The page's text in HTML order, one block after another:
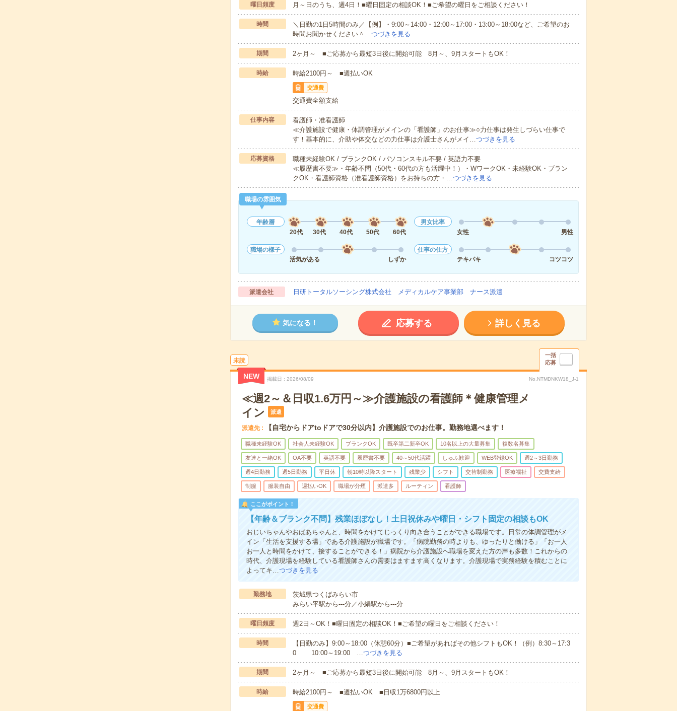
曜日頻度 月～日のうち、週4日！■曜日固定の相談OK！■ご希望の曜日をご相談ください！
時間
＼日勤の1日5時間のみ／【例】・9:00～14:00・12:00～17:00・13:00～18:00など、ご希望のお
時間お聞かせください＾…つづきを見る
期間 2ヶ月～ ■ご応募から最短3日後に開始可能 8月～、9月スタートもOK！
時給 時給2100円～ ■週払いOK
交通費
交通費全額支給
仕事内容
看護師・准看護師
≪介護施設で健康・体調管理がメインの「看護師」のお仕事≫○力仕事は発生しづらい仕事で
す！基本的に、介助や体交などの力仕事は介護士さんがメイ…つづきを見る
応募資格
職種未経験OK / ブランクOK / パソコンスキル不要 / 英語力不要
≪履歴書不要≫・年齢不問（50代・60代の方も活躍中！）・WワークOK・未経験OK・ブラン
クOK・看護師資格（准看護師資格）をお持ちの方・…つづきを見る
職場の雰囲気
年齢層
20代
30代 40代 50代 60代
男女比率
女性
男性
職場の様子
活気がある
しずか
仕事の仕方
テキパキ
コツコツ
派遣会社 日研トータルソーシング株式会社 メディカルケア事業部 ナース派遣
気になる！ 応募する 詳しく見る
未読
一括
応募
NEW 掲載日 2026/08/09 No.NTMDNKW18_J-1
≪週2～＆日収1.6万円～≫介護施設の看護師＊健康管理メ
イン
派遣
派遣先 【自宅からドアtoドアで30分以内】介護施設でのお仕事。勤務地選べます！
職種未経験OK 社会人未経験OK ブランクOK 既卒第二新卒OK 10名以上の大量募集 複数名募集
友達と一緒OK OA不要 英語不要 履歴書不要 40～50代活躍 しゅふ歓迎 WEB登録OK 週2～3日勤務
週4日勤務 週5日勤務 平日休 朝10時以降スタート 残業少 シフト 交替制勤務 医療福祉 交費支給
制服 服装自由 週払いOK 職場が分煙 派遣多 ルーティン 看護師
ここがポイント！
【年齢＆ブランク不問】残業ほぼなし！土日祝休みや曜日・シフト固定の相談もOK
おじいちゃんやおばあちゃんと、時間をかけてじっくり向き合うことができる職場です。日常の体調管理がメ
イン「生活を支援する場」である介護施設が職場です。「病院勤務の時よりも、ゆったりと働ける」「お一人
お一人と時間をかけて、接することができる！」病院から介護施設へ職場を変えた方の声も多数！これからの
時代、介護現場を経験している看護師さんの需要はますます高くなります。介護現場で実務経験を積むことに
よってキ…つづきを見る
勤務地
茨城県つくばみらい市
みらい平駅から---分／小絹駅から---分
曜日頻度 週2日～OK！■曜日固定の相談OK！■ご希望の曜日をご相談ください！
時間
【日勤のみ】9:00～18:00（休憩60分）■ご希望があればその他シフトもOK！（例）8:30～17:3
0 10:00～19:00 …つづきを見る
期間 2ヶ月～ ■ご応募から最短3日後に開始可能 8月～、9月スタートもOK！
時給 時給2100円～ ■週払いOK ■日収1万6800円以上
交通費